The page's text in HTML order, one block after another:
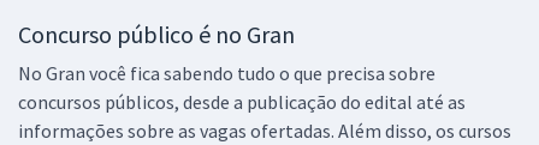
Concurso público é no Gran
No Gran você fica sabendo tudo o que precisa sobre
concursos públicos, desde a publicação do edital até as
informações sobre as vagas ofertadas. Além disso, os cursos